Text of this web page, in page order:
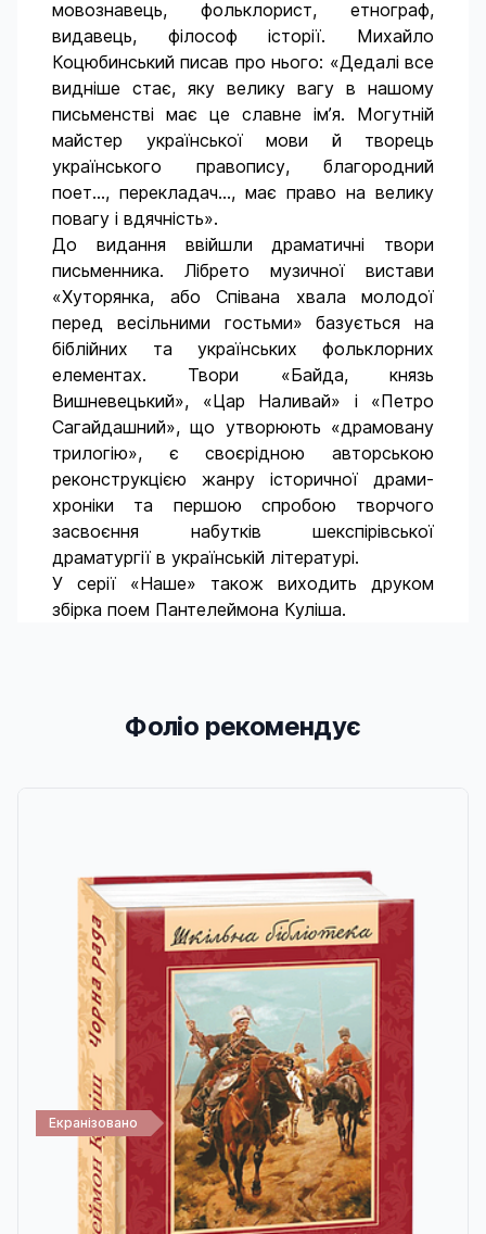
мовознавець, фольклорист, етнограф,
видавець, філософ історії. Михайло
Коцюбинський писав про нього: «Дедалі все
видніше стає, яку велику вагу в нашому
письменстві має це славне ім’я. Могутній
майстер української мови й творець
українського правопису, благородний
поет…, перекладач…, має право на велику
повагу і вдячність».
До видання ввійшли драматичні твори
письменника. Лібрето музичної вистави
«Хуторянка, або Співана хвала молодої
перед весільними гостьми» базується на
біблійних та українських фольклорних
елементах. Твори «Байда, князь
Вишневецький», «Цар Наливай» і «Петро
Сагайдашний», що утворюють «драмовану
трилогію», є своєрідною авторською
реконструкцією жанру історичної драми-
хроніки та першою спробою творчого
засвоєння набутків шекспірівської
драматургії в українській літературі.
У серії «Наше» також виходить друком
збірка поем Пантелеймона Куліша.
Фоліо рекомендує
Екранізовано